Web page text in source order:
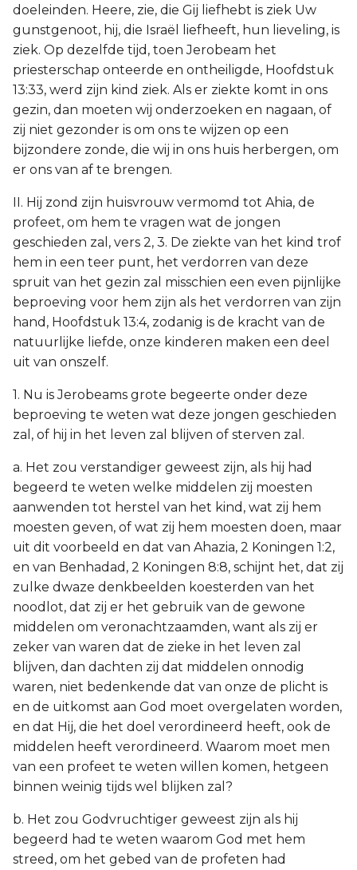
doeleinden. Heere, zie, die Gij liefhebt is ziek Uw
gunstgenoot, hij, die Israël liefheeft, hun lieveling, is
ziek. Op dezelfde tijd, toen Jerobeam het
priesterschap onteerde en ontheiligde, Hoofdstuk
13:33, werd zijn kind ziek. Als er ziekte komt in ons
gezin, dan moeten wij onderzoeken en nagaan, of
zij niet gezonder is om ons te wijzen op een
bijzondere zonde, die wij in ons huis herbergen, om
er ons van af te brengen.
II. Hij zond zijn huisvrouw vermomd tot Ahia, de
profeet, om hem te vragen wat de jongen
geschieden zal, vers 2, 3. De ziekte van het kind trof
hem in een teer punt, het verdorren van deze
spruit van het gezin zal misschien een even pijnlijke
beproeving voor hem zijn als het verdorren van zijn
hand, Hoofdstuk 13:4, zodanig is de kracht van de
natuurlijke liefde, onze kinderen maken een deel
uit van onszelf.
1. Nu is Jerobeams grote begeerte onder deze
beproeving te weten wat deze jongen geschieden
zal, of hij in het leven zal blijven of sterven zal.
a. Het zou verstandiger geweest zijn, als hij had
begeerd te weten welke middelen zij moesten
aanwenden tot herstel van het kind, wat zij hem
moesten geven, of wat zij hem moesten doen, maar
uit dit voorbeeld en dat van Ahazia, 2 Koningen 1:2,
en van Benhadad, 2 Koningen 8:8, schijnt het, dat zij
zulke dwaze denkbeelden koesterden van het
noodlot, dat zij er het gebruik van de gewone
middelen om veronachtzaamden, want als zij er
zeker van waren dat de zieke in het leven zal
blijven, dan dachten zij dat middelen onnodig
waren, niet bedenkende dat van onze de plicht is
en de uitkomst aan God moet overgelaten worden,
en dat Hij, die het doel verordineerd heeft, ook de
middelen heeft verordineerd. Waarom moet men
van een profeet te weten willen komen, hetgeen
binnen weinig tijds wel blijken zal?
b. Het zou Godvruchtiger geweest zijn als hij
begeerd had te weten waarom God met hem
streed, om het gebed van de profeten had